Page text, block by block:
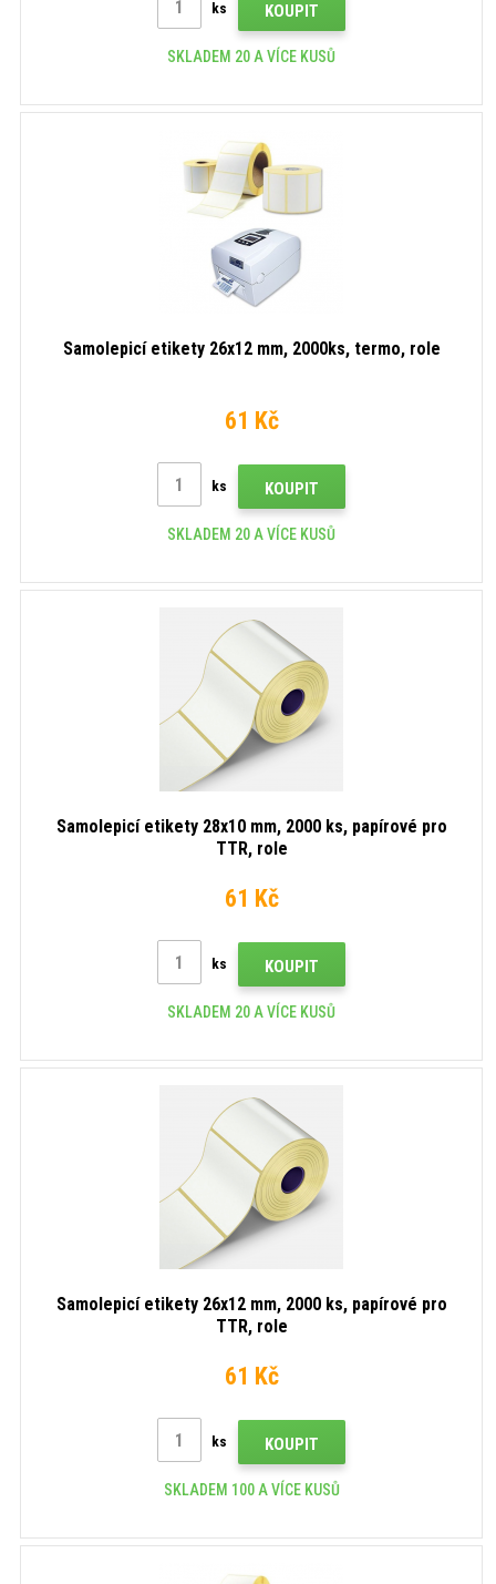
ks KOUPIT
SKLADEM 20 A VÍCE KUSŮ
Samolepicí etikety 26x12 mm, 2000ks, termo, role
61 Kč
ks KOUPIT
SKLADEM 20 A VÍCE KUSŮ
Samolepicí etikety 28x10 mm, 2000 ks, papírové pro
TTR, role
61 Kč
ks KOUPIT
SKLADEM 20 A VÍCE KUSŮ
Samolepicí etikety 26x12 mm, 2000 ks, papírové pro
TTR, role
61 Kč
ks KOUPIT
SKLADEM 100 A VÍCE KUSŮ